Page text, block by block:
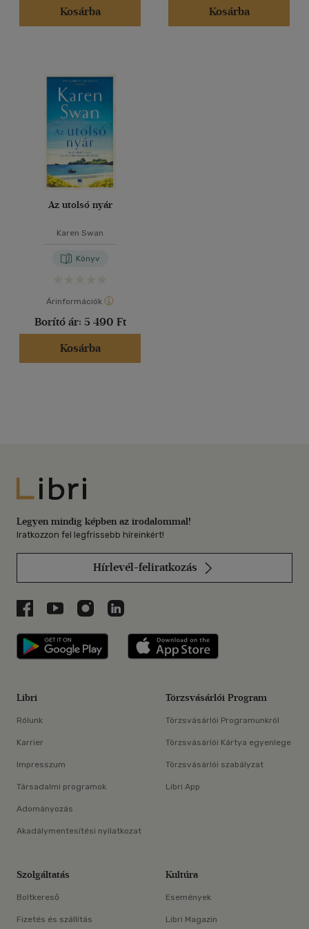
Kosárba
Kosárba
Az utolsó nyár
Karen Swan
Könyv
Árinformációk
Borító ár: 5 490 Ft
Kosárba
Libri
Legyen mindig képben az irodalommal!
Iratkozzon fel legfrissebb híreinkért!
Hírlevél-feliratkozás
Libri a Facebookon
Libri a Youtube-on
Libri az Instagramon
Libri a LinkedInen
Libri applikáció Szerezd meg: Google
Libri
Rólunk
Karrier
Impresszum
Társadalmi programok
Adományozás
Akadálymentesítési nyilatkozat
Törzsvásárlói Program
Törzsvásárlói Programunkról
Törzsvásárlói Kártya egyenlege
Törzsvásárlói szabályzat
Libri App
Szolgáltatás
Boltkereső
Fizetés és szállítás
Kultúra
Események
Libri Magazin